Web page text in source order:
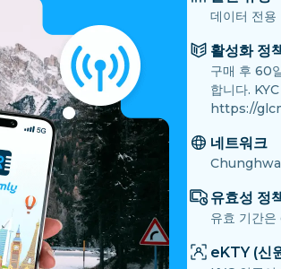
데이터 전용
활성화 정
구매 후 60
합니다.
https://
네트워크
Chunghwa
유효성 정
유효 기간
eKTY (신